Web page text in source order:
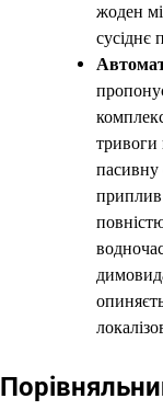
жоден
сусіднє
тривоги
пасивну
приплив